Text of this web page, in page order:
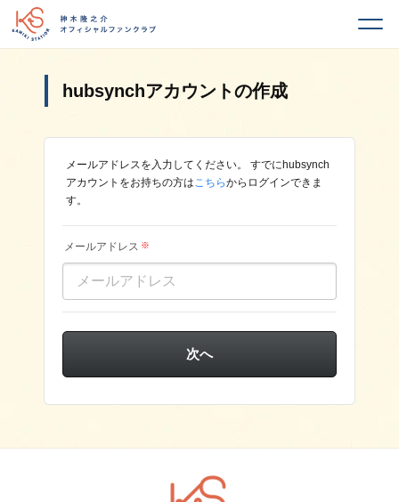
hubsynchアカウントの作成
メールアドレスを入力してください。
すでにhubsynch
アカウントをお持ちの方はこちらからログインできま
す。
メールアドレス ※